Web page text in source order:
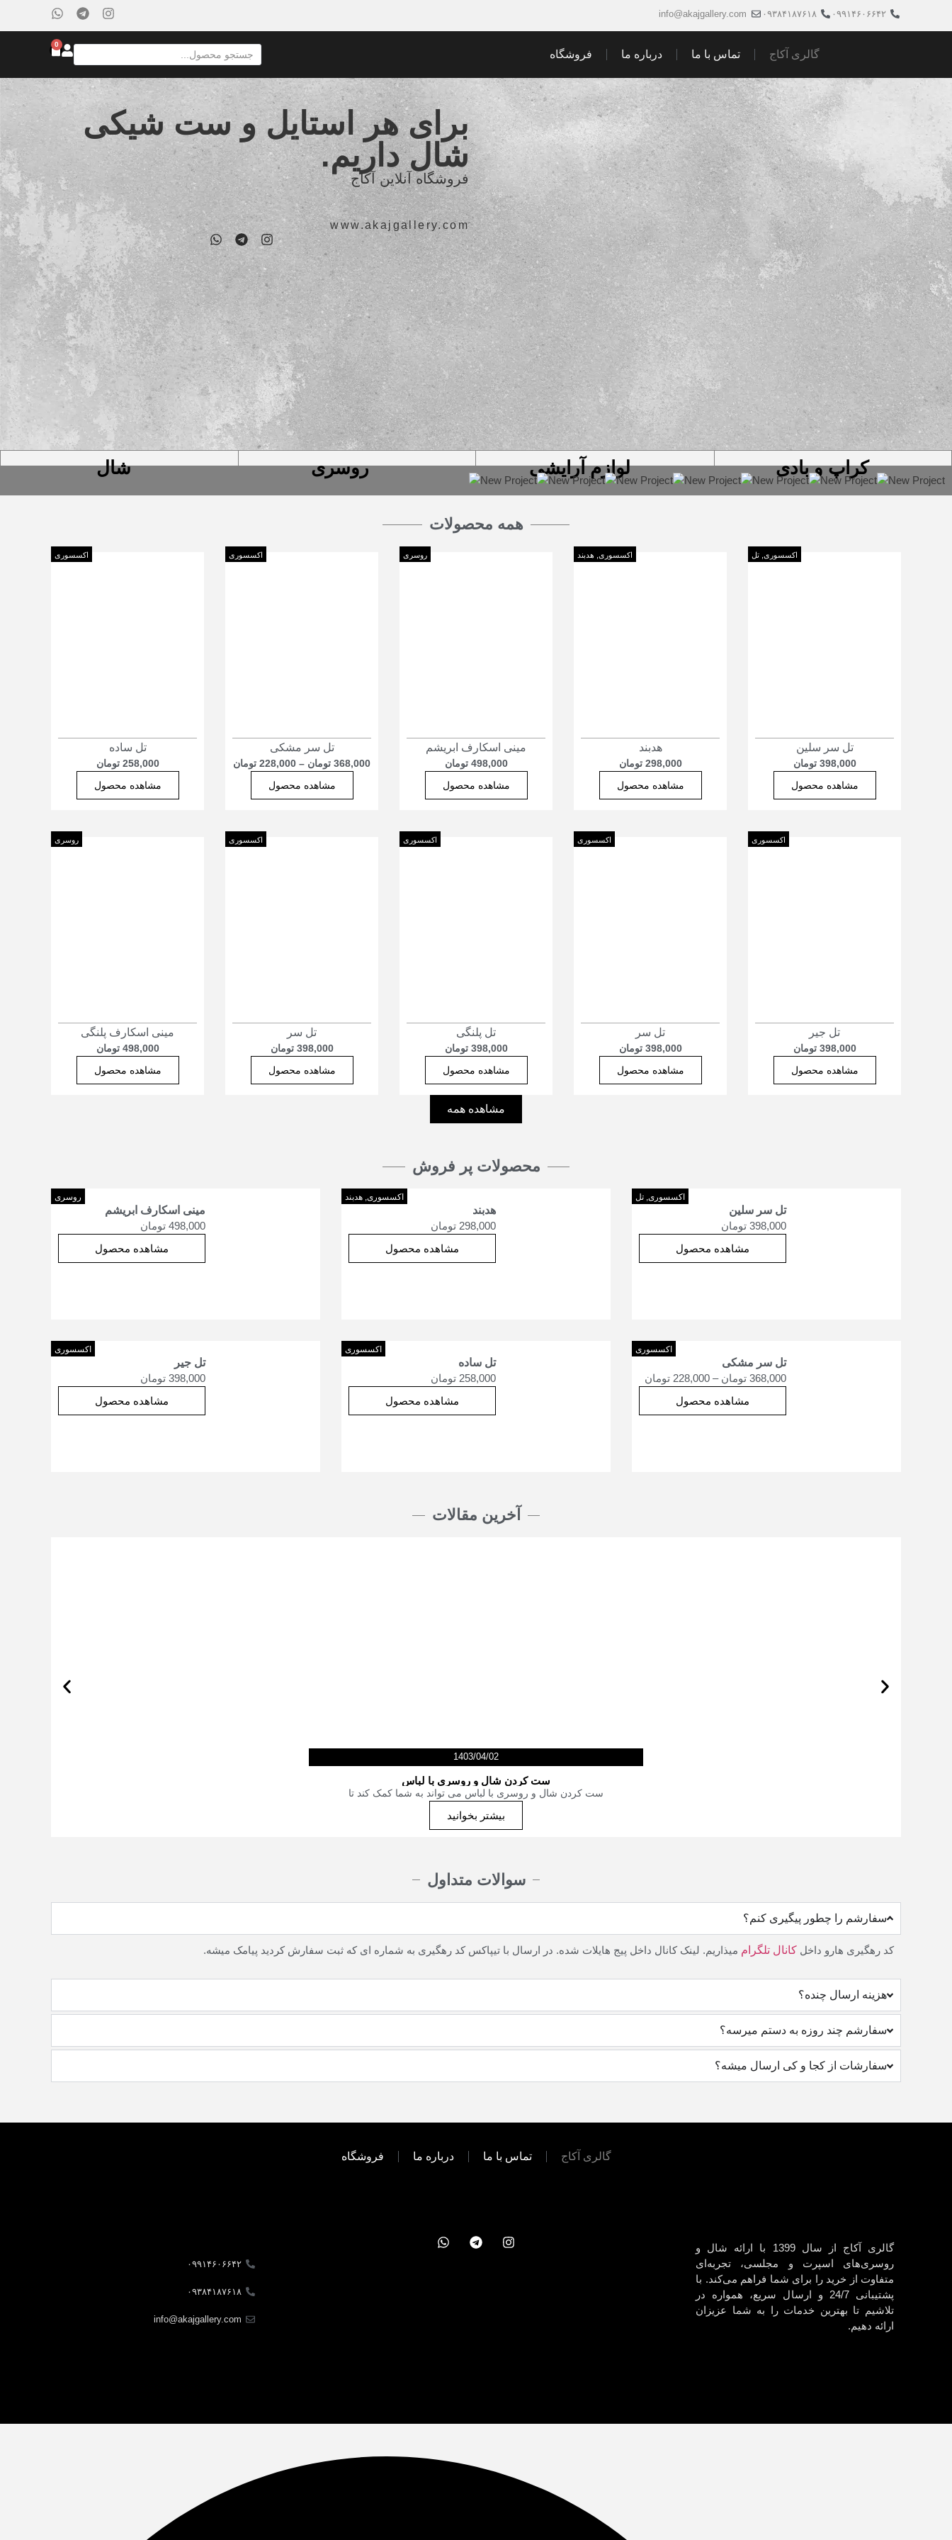
۰۹۹۱۴۶۰۶۶۴۲ ۰۹۳۸۴۱۸۷۶۱۸ info@akajgallery.com
گالری آکاج تماس با ما درباره ما فروشگاه
0
برای هر استایل و ست شیکی
شال داریم.
فروشگاه آنلاین آکاج
www.akajgallery.com
کراپ و بادی لوازم آرایشی روسری شال
همه محصولات
اکسسوری تل
تل سر سلین
398,000 تومان
مشاهده محصول
اکسسوری هدبند
هدبند
298,000 تومان
مشاهده محصول
روسری
مینی اسکارف ابریشم
498,000 تومان
مشاهده محصول
اکسسوری
تل سر مشکی
368,000 تومان –
228,000 تومان
مشاهده محصول
اکسسوری
تل ساده
258,000 تومان
مشاهده محصول
اکسسوری
تل جیر
398,000 تومان
مشاهده محصول
اکسسوری
تل سر
398,000 تومان
مشاهده محصول
اکسسوری
تل پلنگی
398,000 تومان
مشاهده محصول
اکسسوری
تل سر
398,000 تومان
مشاهده محصول
روسری
مینی اسکارف پلنگی
498,000 تومان
مشاهده محصول
مشاهده همه
محصولات پر فروش
تل سر سلین
اکسسوری, تل
398,000 تومان
مشاهده محصول
هدبند
اکسسوری, هدبند
298,000 تومان
مشاهده محصول
مینی اسکارف ابریشم
روسری
498,000 تومان
مشاهده محصول
تل سر مشکی
اکسسوری
368,000 تومان –
228,000 تومان
مشاهده محصول
تل ساده
اکسسوری
258,000 تومان
مشاهده محصول
تل جیر
اکسسوری
398,000 تومان
مشاهده محصول
آخرین مقالات
1403/04/02
ست کردن شال و روسری با لباس
ست کردن شال و روسری با لباس می تواند به شما کمک کند تا
بیشتر بخوانید
سوالات متداول
سفارشم را چطور پیگیری کنم؟
کد رهگیری هارو داخل کانال تلگرام میذاریم. لینک کانال داخل پیج هایلات شده. در ارسال با تیپاکس کد رهگیری به شماره ای که ثبت سفارش کردید پیامک میشه.
هزینه ارسال چنده؟
سفارشم چند روزه به دستم میرسه؟
سفارشات از کجا و کی ارسال میشه؟
گالری آکاج تماس با ما درباره ما فروشگاه
گالری آکاج از سال 1399 با ارائه شال و
روسری‌های اسپرت و مجلسی، تجربه‌ای
متفاوت از خرید را برای شما فراهم می‌کند. با
پشتیبانی 24/7 و ارسال سریع، همواره در
تلاشیم تا بهترین خدمات را به شما عزیزان
ارائه دهیم.
۰۹۹۱۴۶۰۶۶۴۲
۰۹۳۸۴۱۸۷۶۱۸
info@akajgallery.com